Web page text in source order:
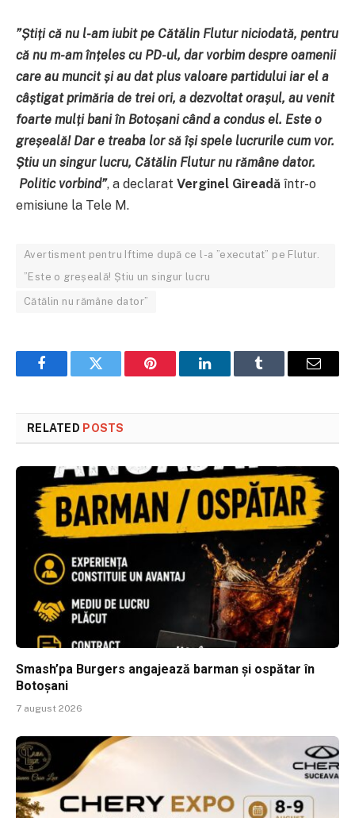
”Știți că nu l-am iubit pe Cătălin Flutur niciodată, pentru
că nu m-am înțeles cu PD-ul, dar vorbim despre oamenii
care au muncit și au dat plus valoare partidului iar el a
câștigat primăria de trei ori, a dezvoltat orașul, au venit
foarte mulți bani în Botoșani când a condus el. Este o
greșeală! Dar e treaba lor să își spele lucrurile cum vor.
Știu un singur lucru, Cătălin Flutur nu rămâne dator.
Politic vorbind”, a declarat Verginel Gireadă într-o
emisiune la Tele M.
Avertisment pentru Iftime după ce l-a ”executat” pe Flutur.
”Este o greșeală! Știu un singur lucru
Cătălin nu rămâne dator”
FacebookTwitter Pinterest LinkedInTumblr Email
RELATED POSTS
Smash’pa Burgers angajează barman și ospătar în
Botoșani
7 august 2026